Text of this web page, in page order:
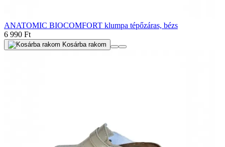
ANATOMIC BIOCOMFORT klumpa tépőzáras, bézs
6 990 Ft
Kosárba rakom